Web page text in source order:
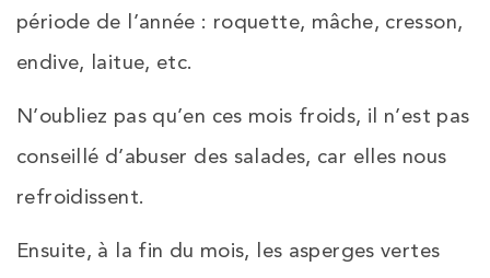
période de l’année : roquette, mâche, cresson,
endive, laitue, etc.
N’oubliez pas qu’en ces mois froids, il n’est pas
conseillé d’abuser des salades, car elles nous
refroidissent.
Ensuite, à la fin du mois, les asperges vertes